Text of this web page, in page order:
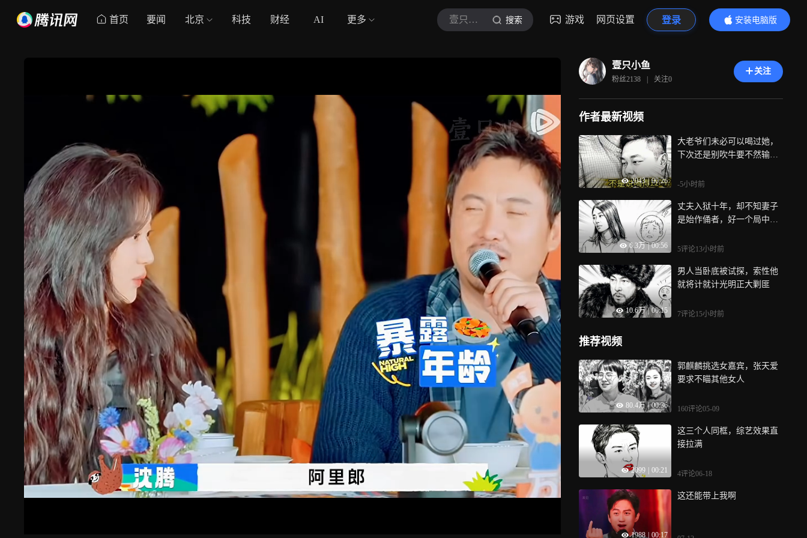
首页 要闻 北京 科技 财经 AI 更多 壹只小鱼 搜索 游戏 网页设置 登录
安装电脑版
内容更精彩
壹只小鱼
粉丝2138 | 关注0
关注
作者最新视频
2043 | 00:26
大老爷们未必可以喝过她，
下次还是别吹牛要不然输了
-5小时前
6.3万 | 00:56
丈夫入狱十年，却不知妻子
是始作俑者，好一个局中局
5评论13小时前
10.6万 | 00:15
男人当卧底被试探，索性他
就将计就计光明正大剿匪
7评论15小时前
推荐视频
80.4万 | 00:36
郭麒麟挑选女嘉宾，张天爱
要求不瞄其他女人
160评论05-09
2099 00:21
这三个人同框，综艺效果直
接拉满
4评论06-18
1988 00:17
这还能带上我啊